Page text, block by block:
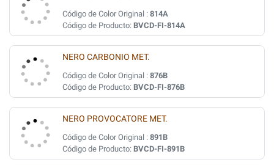
Código de Color Original : 814A
Código de Producto: BVCD-FI-814A
NERO CARBONIO MET.
Código de Color Original : 876B
Código de Producto: BVCD-FI-876B
NERO PROVOCATORE MET.
Código de Color Original : 891B
Código de Producto: BVCD-FI-891B